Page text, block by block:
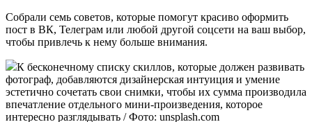
Собрали семь советов, которые помогут красиво оформить
пост в ВК, Телеграм или любой другой соцсети на ваш выбор,
чтобы привлечь к нему больше внимания.
К бесконечному списку скиллов, которые должен развивать
фотограф, добавляются дизайнерская интуиция и умение
эстетично сочетать свои снимки, чтобы их сумма производила
впечатление отдельного мини-произведения, которое
интересно разглядывать / Фото: unsplash.com